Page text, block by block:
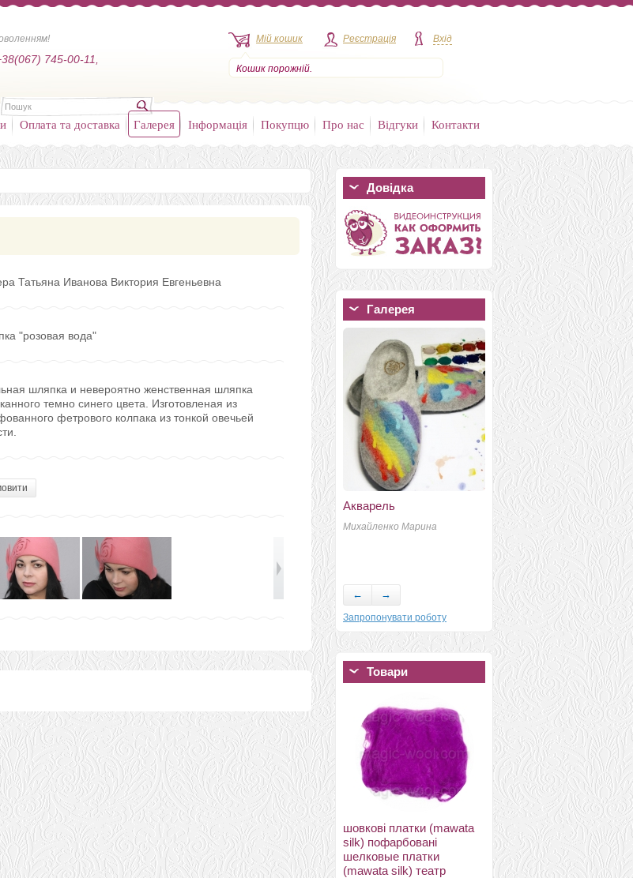
745-00-11,
Мій кошик
Кошик порожній.
Реєстрація Вхід
Оплата та доставка Галерея Інформація Покупцю Про нас Відгуки Контакти
Довідка
Галерея
Акварель
Михайленко Марина
Валяный комплект: шарф
и берет "Гиацинт
Чмельова Гульнара 400
← →
Запропонувати роботу
Товари
шовкові платки (mawata
silk) пофарбовані
шелковые платки
(mawata silk) театр
фетр 3мм 20см*30см
натуральна вовна корица
74 грн.
Татьяна Иванова Виктория Евгеньевна
"розовая вода"
шляпка и невероятно женственная шляпка
темно синего цвета. Изготовленая из
фетрового колпака из тонкой овечьей